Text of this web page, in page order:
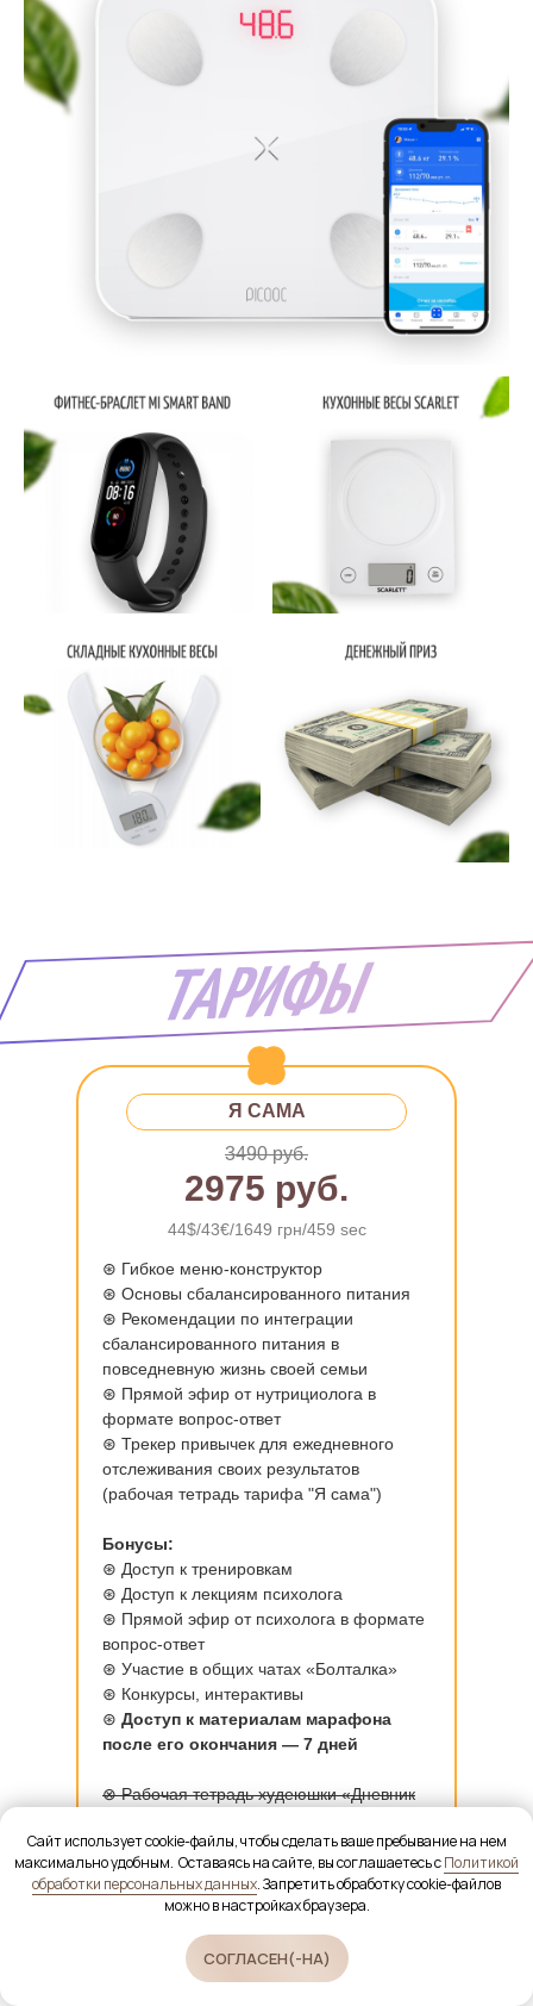
⊛ Гибкое меню-конструктор
⊛ Основы сбалансированного питания
⊛ Рекомендации по интеграции
сбалансированного питания в
повседневную жизнь своей семьи
⊛ Прямой эфир от нутрициолога в
формате вопрос-ответ
⊛ Трекер привычек для ежедневного
отслеживания своих результатов
(рабочая тетрадь тарифа "Я сама")
Бонусы:
⊛ Доступ к тренировкам
⊛ Доступ к лекциям психолога
⊛ Прямой эфир от психолога в формате
вопрос-ответ
⊛ Участие в общих чатах «Болталка»
⊛ Конкурсы, интерактивы
⊛ Доступ к материалам марафона
после его окончания — 7 дней
⊗ Рабочая тетрадь худеюшки «Дневник
⊗ Настольная книга худеюшки
⊗ Консультации наставника в формате
чата на протяжении всего марафона
⊗ Контроль отвесов, проверка отчетов по
питанию, исправление ошибок в рационе
⊗ При необходимости рекомендации и
3490 руб.
44$/43€/1649 грн/459 sec
2975 руб.
Я САМА
Сайт использует cookie-файлы, чтобы сделать ваше пребывание на нем
максимально удобным. Оставаясь на сайте, вы соглашаетесь сПолитикой
обработки персональных данных. Запретить обработку cookie-файлов
можно в настройках браузера.
СОГЛАСЕН(-НА)